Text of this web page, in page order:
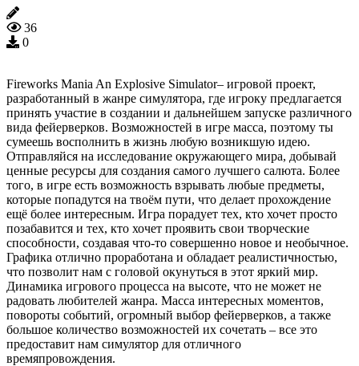
36
0
Fireworks Mania An Explosive Simulator– игровой проект,
разработанный в жанре симулятора, где игроку предлагается
принять участие в создании и дальнейшем запуске различного
вида фейерверков. Возможностей в игре масса, поэтому ты
сумеешь восполнить в жизнь любую возникшую идею.
Отправляйся на исследование окружающего мира, добывай
ценные ресурсы для создания самого лучшего салюта. Более
того, в игре есть возможность взрывать любые предметы,
которые попадутся на твоём пути, что делает прохождение
ещё более интересным. Игра порадует тех, кто хочет просто
позабавится и тех, кто хочет проявить свои творческие
способности, создавая что-то совершенно новое и необычное.
Графика отлично проработана и обладает реалистичностью,
что позволит нам с головой окунуться в этот яркий мир.
Динамика игрового процесса на высоте, что не может не
радовать любителей жанра. Масса интересных моментов,
повороты событий, огромный выбор фейерверков, а также
большое количество возможностей их сочетать – все это
предоставит нам симулятор для отличного
времяпровождения.